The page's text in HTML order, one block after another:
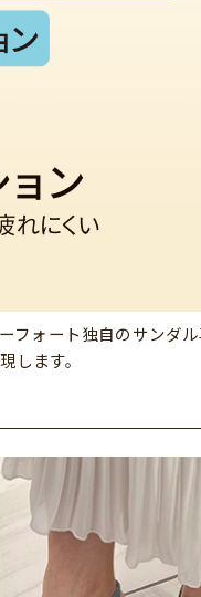
フォート独自のサンダ
します。